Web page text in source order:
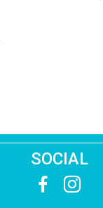
SOCIAL